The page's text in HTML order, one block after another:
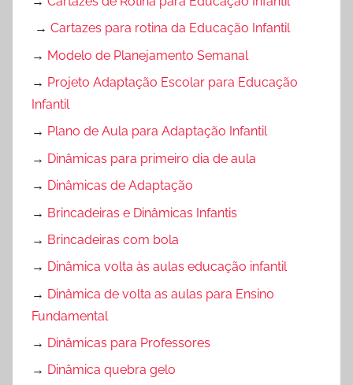
→ Cartazes para rotina da Educação Infantil
→ Modelo de Planejamento Semanal
→ Projeto Adaptação Escolar para Educação
Infantil
→ Plano de Aula para Adaptação Infantil
→ Dinâmicas para primeiro dia de aula
→ Dinâmicas de Adaptação
→ Brincadeiras e Dinâmicas Infantis
→ Brincadeiras com bola
→ Dinâmica volta às aulas educação infantil
→ Dinâmica de volta as aulas para Ensino
Fundamental
→ Dinâmicas para Professores
→ Dinâmica quebra gelo